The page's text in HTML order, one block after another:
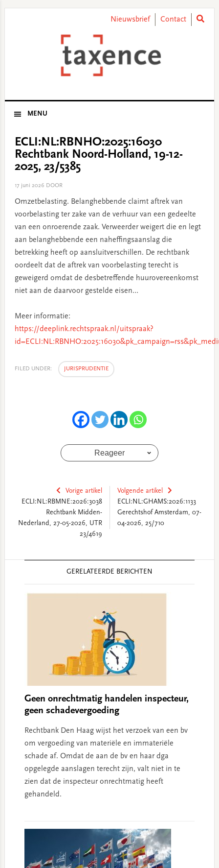
Nieuwsbrief Contact
MENU
ECLI:NL:RBNHO:2025:16030
Rechtbank Noord-Holland, 19-12-
2025, 23/5385
17 juni 2026 DOOR
Omzetbelasting. Belanghebbende claimt aftrek van
voorbelasting ter zake van de verhuur van een gedeelte
van een onroerende zaak. Verweerder weigert die en legt
aan belanghebbende een naheffingsaanslag die
betrekking heeft op aansluitverschillen. De rechtbank
oordeelt dat de aftrek van voorbelasting terecht is
geweigerd omdat de desbetreffende huurovereenkomst
niet aan de daarvoor gestelde eisen…
Meer informatie:
https://deeplink.rechtspraak.nl/uitspraak?
FILED UNDER: JURISPRUDENTIE
Reageer
Vorige artikel
ECLI:NL:RBMNE:2026:3038
Rechtbank Midden-
Nederland, 27-05-2026, UTR
23/4619
Volgende artikel
ECLI:NL:GHAMS:2026:1133
Gerechtshof Amsterdam, 07-
04-2026, 25/710
GERELATEERDE BERICHTEN
Geen onrechtmatig handelen inspecteur,
geen schadevergoeding
Rechtbank Den Haag wijst het verzoek van een bv
om vergoeding van materiële en immateriële
schade af. Omdat de aan de bv en haar dga
opgelegde aanslagen terecht zijn, valt niet in te
zien dat de inspecteur onrechtmatig heeft
gehandeld.